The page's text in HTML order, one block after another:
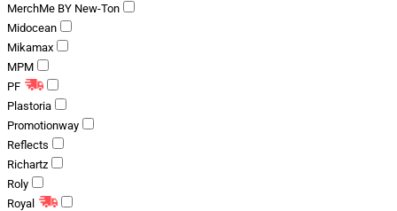
MerchMe BY New-Ton
Midocean
Mikamax
MPM
PF
Plastoria
Promotionway
Reflects
Richartz
Roly
Royal